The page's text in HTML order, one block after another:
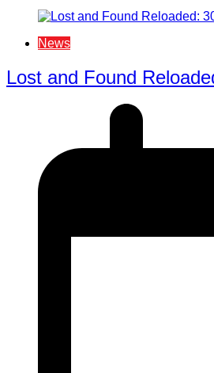
News
Lost and Found